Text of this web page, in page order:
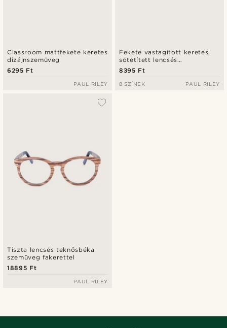
Classroom mattfekete keretes
dizájnszemüveg
6295 Ft
PAUL RILEY
Fekete vastagított keretes,
sötétített lencsés
napszemüveg faszárakkal
8395 Ft
8 SZÍNEK PAUL RILEY
Tiszta lencsés teknősbéka
szemüveg fakerettel
18895 Ft
PAUL RILEY